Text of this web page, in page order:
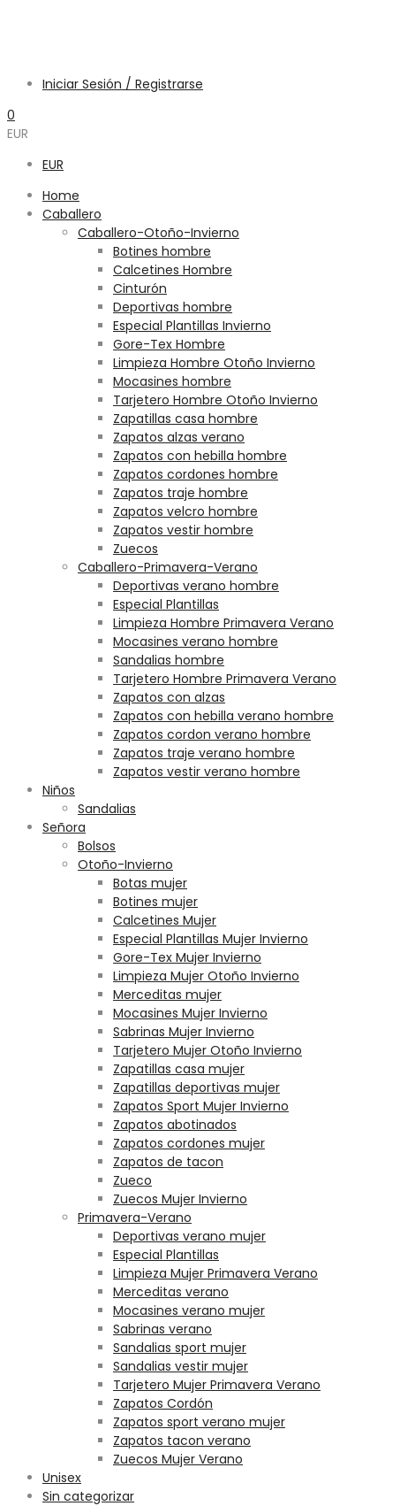
Iniciar Sesión / Registrarse
0
EUR
EUR
Home
Caballero
Caballero-Otoño-Invierno
Botines hombre
Calcetines Hombre
Cinturón
Deportivas hombre
Especial Plantillas Invierno
Gore-Tex Hombre
Limpieza Hombre Otoño Invierno
Mocasines hombre
Tarjetero Hombre Otoño Invierno
Zapatillas casa hombre
Zapatos alzas verano
Zapatos con hebilla hombre
Zapatos cordones hombre
Zapatos traje hombre
Zapatos velcro hombre
Zapatos vestir hombre
Zuecos
Caballero-Primavera-Verano
Deportivas verano hombre
Especial Plantillas
Limpieza Hombre Primavera Verano
Mocasines verano hombre
Sandalias hombre
Tarjetero Hombre Primavera Verano
Zapatos con alzas
Zapatos con hebilla verano hombre
Zapatos cordon verano hombre
Zapatos traje verano hombre
Zapatos vestir verano hombre
Niños
Sandalias
Señora
Bolsos
Otoño-Invierno
Botas mujer
Botines mujer
Calcetines Mujer
Especial Plantillas Mujer Invierno
Gore-Tex Mujer Invierno
Limpieza Mujer Otoño Invierno
Merceditas mujer
Mocasines Mujer Invierno
Sabrinas Mujer Invierno
Tarjetero Mujer Otoño Invierno
Zapatillas casa mujer
Zapatillas deportivas mujer
Zapatos Sport Mujer Invierno
Zapatos abotinados
Zapatos cordones mujer
Zapatos de tacon
Zueco
Zuecos Mujer Invierno
Primavera-Verano
Deportivas verano mujer
Especial Plantillas
Limpieza Mujer Primavera Verano
Merceditas verano
Mocasines verano mujer
Sabrinas verano
Sandalias sport mujer
Sandalias vestir mujer
Tarjetero Mujer Primavera Verano
Zapatos Cordón
Zapatos sport verano mujer
Zapatos tacon verano
Zuecos Mujer Verano
Unisex
Sin categorizar